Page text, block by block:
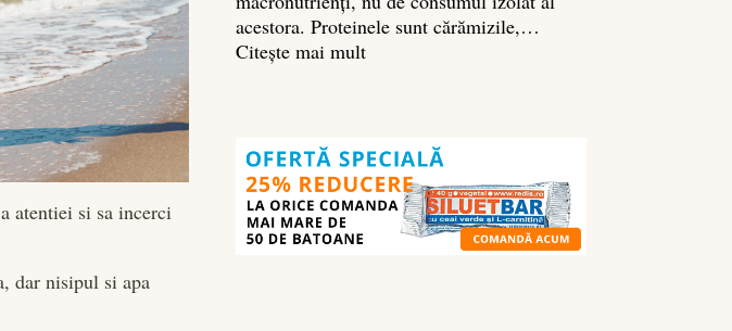
atentiei si sa incerci
dar nisipul si apa
acestora. Proteinele sunt cărămizile,…
Citește mai mult:
culturism:
ce
să
mănânci